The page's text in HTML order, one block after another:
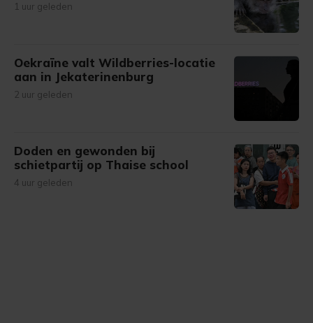
1 uur geleden
Oekraïne valt Wildberries-locatie
aan in Jekaterinenburg
2 uur geleden
Doden en gewonden bij
schietpartij op Thaise school
4 uur geleden